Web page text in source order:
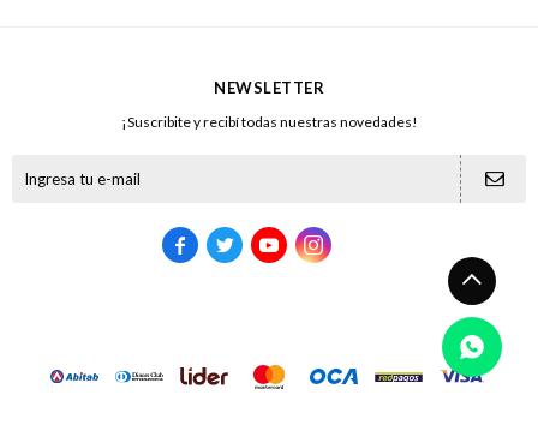
NEWSLETTER
¡Suscribite y recibí todas nuestras novedades!
   